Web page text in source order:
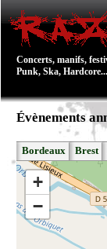
Concerts, manifs,
Punk, Ska, Hardcore...
Évènements
Bordeaux Brest
+
−